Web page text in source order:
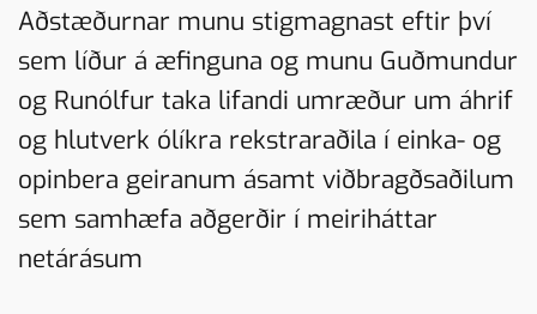
Aðstæðurnar munu stigmagnast eftir því
sem líður á æfinguna og munu Guðmundur
og Runólfur taka lifandi umræður um áhrif
og hlutverk ólíkra rekstraraðila í einka- og
opinbera geiranum ásamt viðbragðsaðilum
sem samhæfa aðgerðir í meiriháttar
netárásum